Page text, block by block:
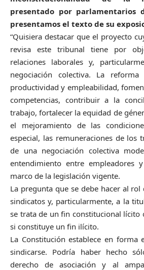
presentado por parlamentarios
presentamos el texto de su
“Quisiera destacar que el proyecto
revisa este tribunal tiene por
relaciones laborales y,
negociación colectiva. La
productividad y empleabilidad,
competencias, contribuir a la
trabajo, fortalecer la equidad de
el mejoramiento de las
especial, las remuneraciones de los
de una negociación colectiva
entendimiento entre empleadores
marco de la legislación vigente.
La pregunta que se debe hacer al
sindicatos y, particularmente, a la
se trata de un fin constitucional lícito
si constituye un fin ilícito.
La Constitución establece en forma
sindicarse. Podría haber hecho
derecho de asociación y al